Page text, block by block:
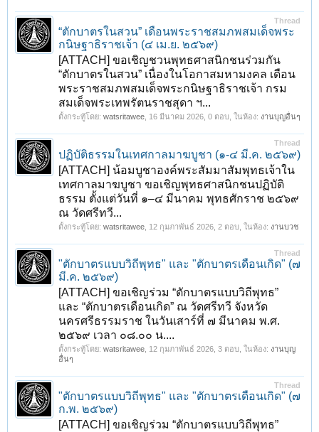
Thread
“ตักบาตรในสวน” เดือนพระราชสมภพสมเด็จพระ
กนิษฐาธิราชเจ้า (๔ เม.ย. ๒๕๖๙)
[ATTACH] ขอเชิญชวนพุทธศาสนิกชนร่วมกัน
“ตักบาตรในสวน” เนื่องในโอกาสมหามงคล เดือน
พระราชสมภพสมเด็จพระกนิษฐาธิราชเจ้า กรม
สมเด็จพระเทพรัตนราชสุดา ฯ...
ตั้งกระทู้โดย: watsritawee 16 มีนาคม 2026 , 0 ตอบ, ในห้อง: งานบุญอื่นๆ
Thread
ปฏิบัติธรรมในเทศกาลมาฆบูชา (๑-๔ มี.ค. ๒๕๖๙)
[ATTACH] น้อมบูชาองค์พระสัมมาสัมพุทธเจ้าใน
เทศกาลมาฆบูชา ขอเชิญพุทธศาสนิกชนปฏิบัติ
ธรรม ตั้งแต่วันที่ ๑–๔ มีนาคม พุทธศักราช ๒๕๖๙
ณ วัดศรีทวี...
ตั้งกระทู้โดย: watsritawee 12 กุมภาพันธ์ 2026 , 2 ตอบ, ในห้อง: งานบวช
Thread
"ตักบาตรแบบวิถีพุทธ" และ "ตักบาตรเดือนเกิด" (๗
มี.ค. ๒๕๖๙)
[ATTACH] ขอเชิญร่วม “ตักบาตรแบบวิถีพุทธ”
และ “ตักบาตรเดือนเกิด” ณ วัดศรีทวี จังหวัด
นครศรีธรรมราช ในวันเสาร์ที่ ๗ มีนาคม พ.ศ.
๒๕๖๙ เวลา ๐๘.๐๐ น....
ตั้งกระทู้โดย: watsritawee 12 กุมภาพันธ์ 2026 , 3 ตอบ, ในห้อง: งานบุญ
อื่นๆ
Thread
"ตักบาตรแบบวิถีพุทธ" และ "ตักบาตรเดือนเกิด" (๗
ก.พ. ๒๕๖๙)
[ATTACH] ขอเชิญร่วม “ตักบาตรแบบวิถีพุทธ”